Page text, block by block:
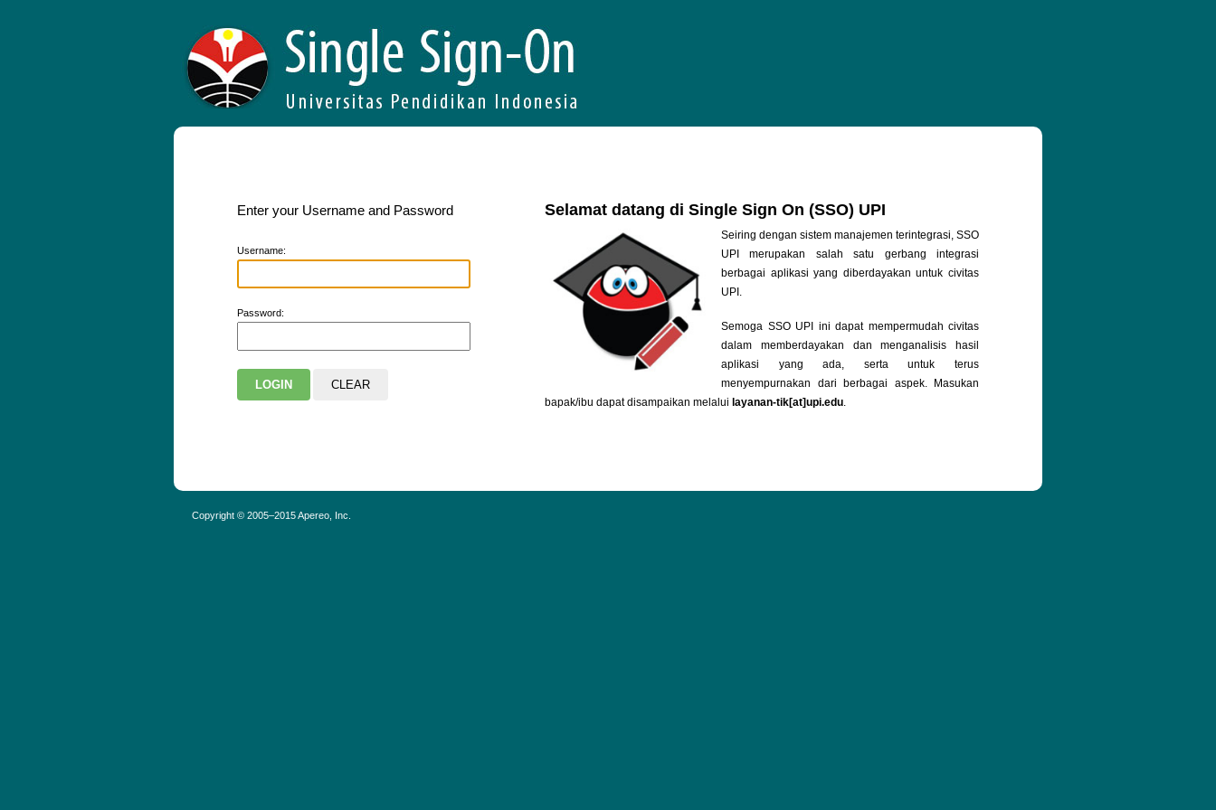
Enter your Username and Password
Username:
Password:
Selamat datang di Single Sign On (SSO) UPI
Seiring dengan sistem manajemen terintegrasi, SSO
UPI merupakan salah satu gerbang integrasi
berbagai aplikasi yang diberdayakan untuk civitas
UPI.
Semoga SSO UPI ini dapat mempermudah civitas
dalam memberdayakan dan menganalisis hasil
aplikasi yang ada, serta untuk terus
menyempurnakan dari berbagai aspek. Masukan
bapak/ibu dapat disampaikan melalui layanan-tik[at]upi.edu.
Copyright © 2005–2015 Apereo, Inc.